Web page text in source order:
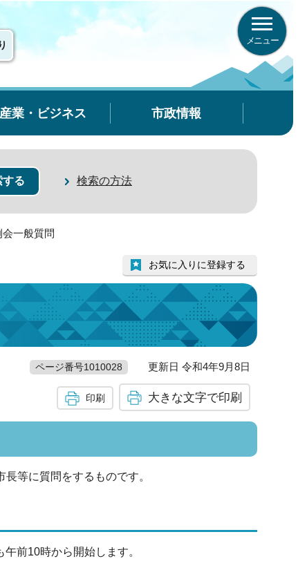
メニュー
産業・ビジネス 市政情報
検索の方法
一般質問
お気に入りに登録する
ページ番号1010028 更新日 令和4年9月8日
印刷 大きな文字で印刷
等に質問をするものです。
前10時から開始します。